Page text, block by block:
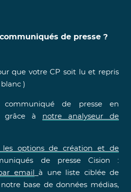
de presse ?
que votre CP soit lu et repris
)
de presse en
grâce à notre analyseur de
les options de création et de
de presse Cision :
email
à une liste ciblée de
base de données médias,